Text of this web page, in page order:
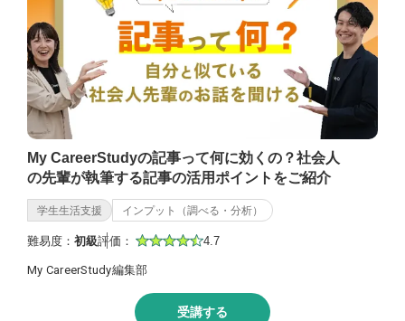
My CareerStudyの記事って何に効くの？社会人
の先輩が執筆する記事の活用ポイントをご紹介
学生生活支援 インプット（調べる・分析）
難易度： 初級評価： 4.7
My CareerStudy編集部
受講する